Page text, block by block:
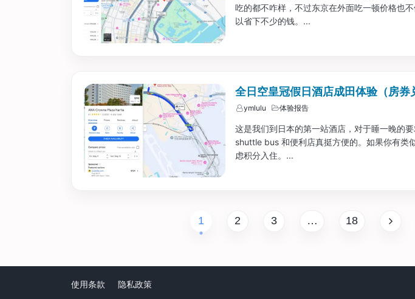
吃的都不咋样，不过东京在外面吃一顿价格也
以省下不少的钱。...
全日空皇冠假日酒店成田体验（房券
ymlulu 体验报告
这是我们到日本的第一站酒店，对于睡一晚的要
shuttle bus 和便利店真挺方便的。如果你有类
虑积分入住。...
1 2 3 … 18
使用条款 隐私政策